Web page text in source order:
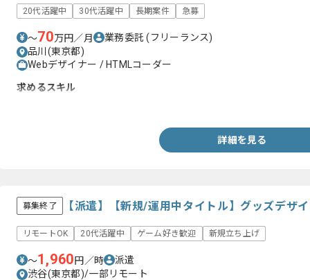
20代活躍中 30代活躍中 長期案件 急募
〜70万円／月 業務委託(フリーランス)
品川(東京都)
Webデザイナー / HTMLコーダー
求めるスキル
詳細を見る
募集終了 【派遣】【新規/運用中タイトル】グッズデザ
リモートOK 20代活躍中 ゲーム好き歓迎 新規立ち上げ
〜1,960円／時
派遣
渋谷(東京都)/一部リモート